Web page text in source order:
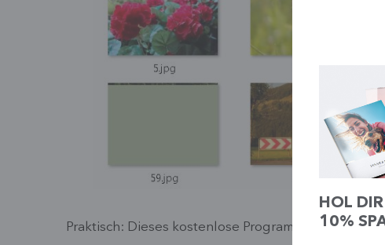
Praktisch: Dieses kostenlose Programm bringt
HOL
10%